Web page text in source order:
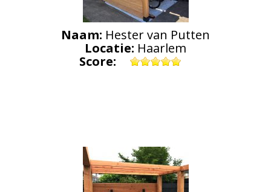
Naam: Hester van Putten
Locatie: Haarlem
Score: